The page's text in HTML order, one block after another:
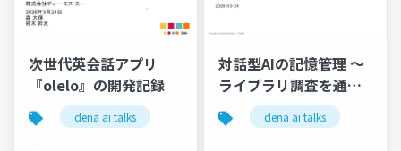
次世代英会話アプリ
『olelo』の開発記録
dena ai talks
対話型AIの記憶管理 〜
ライブラリ調査を通し
て〜
dena ai talks